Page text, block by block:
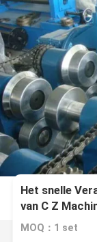
Het snelle
van C Z
welke vormen
MOQ：1 set